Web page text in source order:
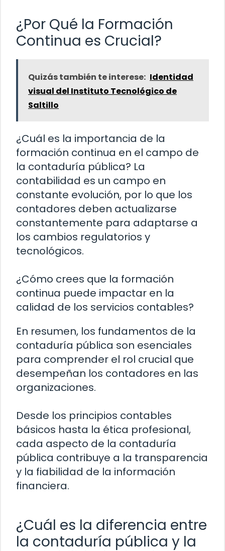
¿Por Qué la Formación
Continua es Crucial?
Quizás también te interese: Identidad
visual del Instituto Tecnológico de
Saltillo
¿Cuál es la importancia de la
formación continua en el campo de
la contaduría pública? La
contabilidad es un campo en
constante evolución, por lo que los
contadores deben actualizarse
constantemente para adaptarse a
los cambios regulatorios y
tecnológicos.
¿Cómo crees que la formación
continua puede impactar en la
calidad de los servicios contables?
En resumen, los fundamentos de la
contaduría pública son esenciales
para comprender el rol crucial que
desempeñan los contadores en las
organizaciones.
Desde los principios contables
básicos hasta la ética profesional,
cada aspecto de la contaduría
pública contribuye a la transparencia
y la fiabilidad de la información
financiera.
¿Cuál es la diferencia entre
la contaduría pública y la